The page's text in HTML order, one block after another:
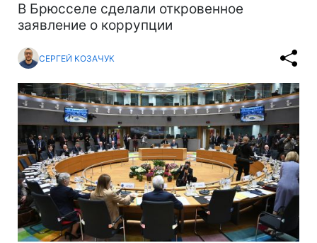
В Брюсселе сделали откровенное
заявление о коррупции
СЕРГЕЙ КОЗАЧУК